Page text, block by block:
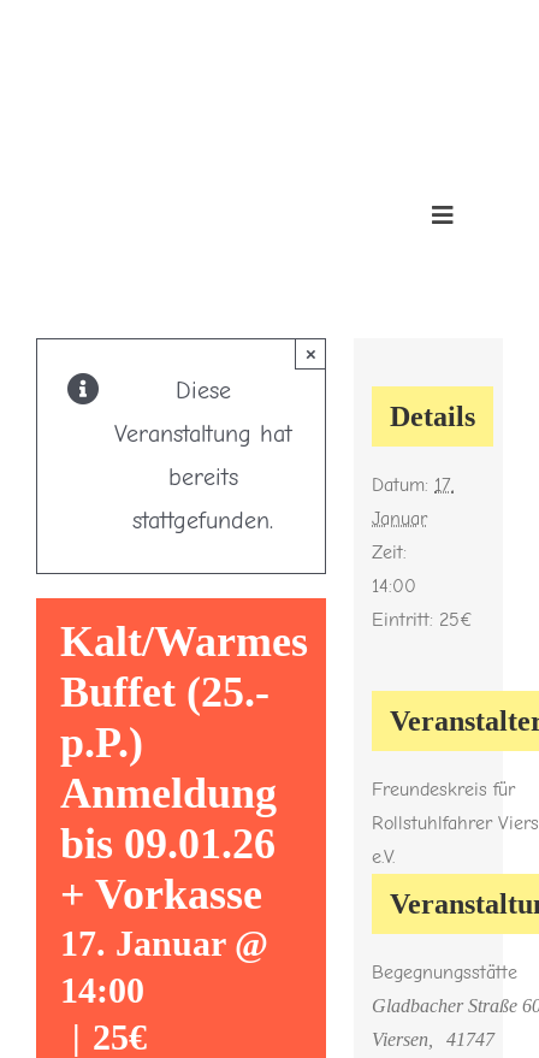
Toggle
Veranstaltungen
Bildarchiv
Links
Gästebuch
Euro-WC
Kontakt
Navigation vorlesen
Diese
Veranstaltung hat
bereits
stattgefunden.
×
Kalt/Warmes
Buffet (25.-
p.P.)
Anmeldung
bis 09.01.26
+ Vorkasse
17. Januar @
14:00
| 25€
Details
Datum: 17.
Januar
Zeit:
14:00
Eintritt: 25€
Begegnungsstätte
Gladbacher Straße
Viersen
41747
Freundeskreis für
Rollstuhlfahrer
e.V.